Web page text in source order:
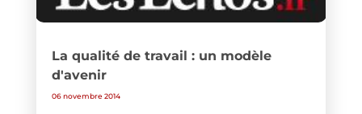
La qualité de travail : un modèle
d'avenir
06 novembre 2014